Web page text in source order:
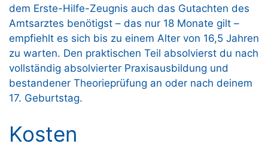
dem Erste-Hilfe-Zeugnis auch das Gutachten des
Amtsarztes benötigst – das nur 18 Monate gilt –
empfiehlt es sich bis zu einem Alter von 16,5 Jahren
zu warten. Den praktischen Teil absolvierst du nach
vollständig absolvierter Praxisausbildung und
bestandener Theorieprüfung an oder nach deinem
17. Geburtstag.
Kosten